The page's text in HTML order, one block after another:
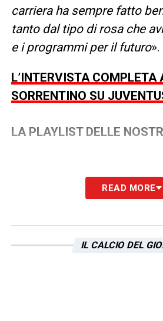
carriera ha sempre fatto
tanto dal tipo di rosa che
e i programmi per il futuro».
L’INTERVISTA COMPLETA
SORRENTINO SU
LA PLAYLIST DELLE
READ MORE
IL CALCIO DEL